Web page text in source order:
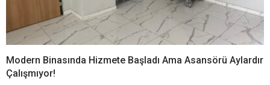
Modern Binasında Hizmete Başladı Ama Asansörü Aylardır
Çalışmıyor!